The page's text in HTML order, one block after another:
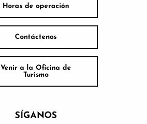
Horas de operación
Contáctenos
Venir a la Oficina de
Turismo
SÍGANOS